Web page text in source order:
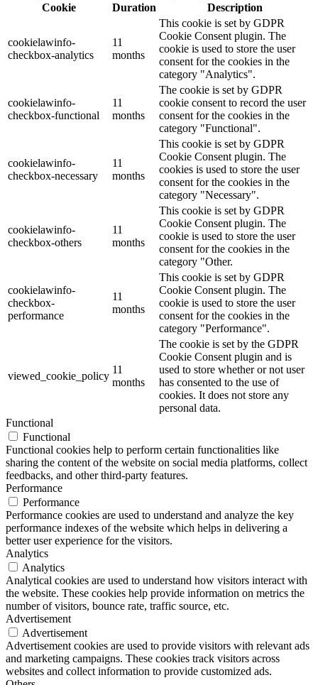
Cookie
Duration Description
cookielawinfo-
checkbox-analytics
11
months
This cookie is set by GDPR
Cookie Consent plugin. The
cookie is used to store the user
consent for the cookies in the
category "Analytics".
cookielawinfo-
checkbox-functional
11
months
The cookie is set by GDPR
cookie consent to record the user
consent for the cookies in the
category "Functional".
cookielawinfo-
checkbox-necessary
11
months
This cookie is set by GDPR
Cookie Consent plugin. The
cookies is used to store the user
consent for the cookies in the
category "Necessary".
cookielawinfo-
checkbox-others
11
months
This cookie is set by GDPR
Cookie Consent plugin. The
cookie is used to store the user
consent for the cookies in the
category "Other.
cookielawinfo-
checkbox-
performance
11
months
This cookie is set by GDPR
Cookie Consent plugin. The
cookie is used to store the user
consent for the cookies in the
category "Performance".
viewed_cookie_policy
11
months
The cookie is set by the GDPR
Cookie Consent plugin and is
used to store whether or not user
has consented to the use of
cookies. It does not store any
personal data.
Functional
Functional
Functional cookies help to perform certain functionalities like
sharing the content of the website on social media platforms, collect
feedbacks, and other third-party features.
Performance
Performance
Performance cookies are used to understand and analyze the key
performance indexes of the website which helps in delivering a
better user experience for the visitors.
Analytics
Analytics
Analytical cookies are used to understand how visitors interact with
the website. These cookies help provide information on metrics the
number of visitors, bounce rate, traffic source, etc.
Advertisement
Advertisement
Advertisement cookies are used to provide visitors with relevant ads
and marketing campaigns. These cookies track visitors across
websites and collect information to provide customized ads.